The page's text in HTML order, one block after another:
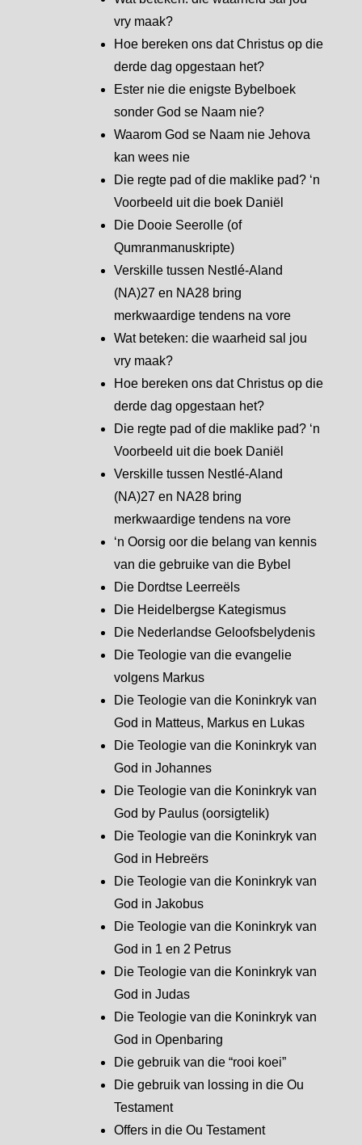
vry maak?
Hoe bereken ons dat Christus op die
derde dag opgestaan het?
Ester nie die enigste Bybelboek
sonder God se Naam nie?
Waarom God se Naam nie Jehova
kan wees nie
Die regte pad of die maklike pad? ‘n
Voorbeeld uit die boek Daniël
Die Dooie Seerolle (of
Qumranmanuskripte)
Verskille tussen Nestlé-Aland
(NA)27 en NA28 bring
merkwaardige tendens na vore
Wat beteken: die waarheid sal jou
vry maak?
Hoe bereken ons dat Christus op die
derde dag opgestaan het?
Die regte pad of die maklike pad? ‘n
Voorbeeld uit die boek Daniël
Verskille tussen Nestlé-Aland
(NA)27 en NA28 bring
merkwaardige tendens na vore
‘n Oorsig oor die belang van kennis
van die gebruike van die Bybel
Die Dordtse Leerreëls
Die Heidelbergse Kategismus
Die Nederlandse Geloofsbelydenis
Die Teologie van die evangelie
volgens Markus
Die Teologie van die Koninkryk van
God in Matteus, Markus en Lukas
Die Teologie van die Koninkryk van
God in Johannes
Die Teologie van die Koninkryk van
God by Paulus (oorsigtelik)
Die Teologie van die Koninkryk van
God in Hebreërs
Die Teologie van die Koninkryk van
God in Jakobus
Die Teologie van die Koninkryk van
God in 1 en 2 Petrus
Die Teologie van die Koninkryk van
God in Judas
Die Teologie van die Koninkryk van
God in Openbaring
Die gebruik van die “rooi koei”
Die gebruik van lossing in die Ou
Testament
Offers in die Ou Testament